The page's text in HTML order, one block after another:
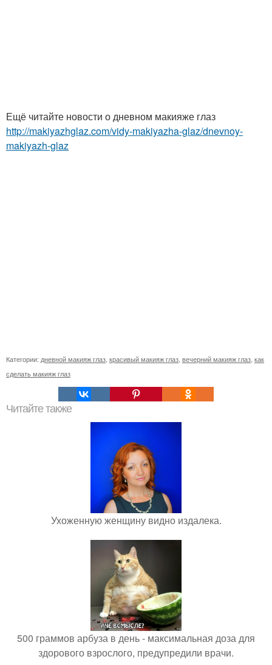
Ещё читайте новости о дневном макияже глаз
http://makiyazhglaz.com/vidy-makiyazha-glaz/dnevnoy-
makiyazh-glaz
Категории: дневной макияж глаз красивый макияж глаз вечерний макияж глаз как
сделать макияж глаз
Читайте также
Ухоженную женщину видно издалека.
500 граммов арбуза в день - максимальная доза для
здорового взрослого, предупредили врачи.